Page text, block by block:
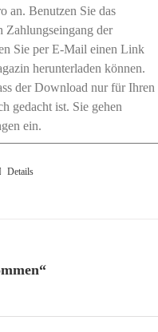
an. Benutzen Sie das
Zahlungseingang der
Sie per E-Mail einen Link
herunterladen können.
der Download nur für Ihren
gedacht ist. Sie gehen
ein.
Details